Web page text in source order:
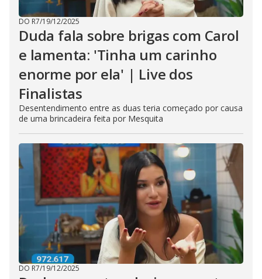
DO R7/19/12/2025
Duda fala sobre brigas com Carol
e lamenta: 'Tinha um carinho
enorme por ela' | Live dos
Finalistas
Desentendimento entre as duas teria começado por causa
de uma brincadeira feita por Mesquita
DO R7/19/12/2025